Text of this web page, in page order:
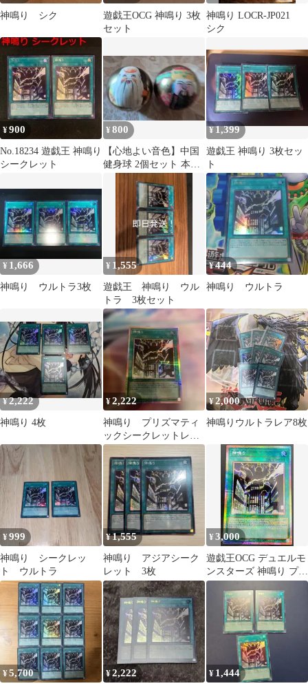
神鳴り シク
遊戯王OCG 神鳴り 3枚
セット
神鳴り LOCR-JP021
シク
¥900
No.18234 遊戯王 神鳴り
シークレット
¥800
【心地よい音色】中国
健身球 2個セット 本体
¥1,399
遊戯王 神鳴り 3枚セッ
ト
¥ 1,666
神鳴り ウルトラ3枚
¥ 1,555
遊戯王 神鳴り ウル
トラ 3枚セット
¥444
神鳴り ウルトラ
¥2,222
神鳴り 4枚
¥2,222
神鳴り プリズマティ
ックシークレットレ
ア 遊戯王
¥2,000
神鳴りウルトラレア8枚
¥999
神鳴り シークレッ
ト ウルトラ
¥1,555
神鳴り アジアシーク
レット 3枚
¥3,000
遊戯王OCG デュエルモ
ンスターズ 神鳴り プリ
ズマティックシークレ
ット LOCR-JP021 トレ
カ TCG 208
¥5,700 ¥2,222 ¥ 1,444